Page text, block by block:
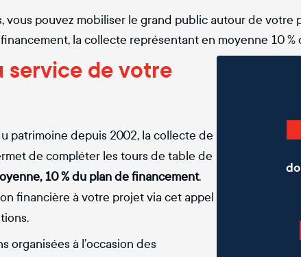
vous pouvez mobiliser le grand public autour de votre
la collecte représentant en moyenne 10
service de votre
patrimoine depuis 2002, la collecte de
de compléter les tours de table de
10 % du plan de financement.
financière à votre projet via cet appel
organisées à l’occasion des